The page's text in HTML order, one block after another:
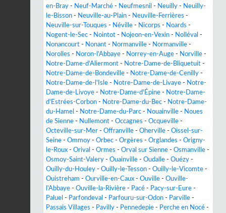
en-Bray - Neuf-Marché - Neufmesnil - Neuilly - Neuilly-
le-Bisson - Neuville-au-Plain - Neuville-Ferrières -
Neuville-sur-Touques - Néville - Nicorps - Noards -
Nogent-le-Sec - Nointot - Nojeon-en-Vexin - Nolléval -
Nonancourt - Nonant - Normanville - Normanville -
Norolles - Noron-l'Abbaye - Norrey-en-Auge - Norville -
Notre-Dame-d'Aliermont - Notre-Dame-de-Bliquetuit -
Notre-Dame-de-Bondeville - Notre-Dame-de-Cenilly -
Notre-Dame-de-l'Isle - Notre-Dame-de-Livaye - Notre-
Dame-de-Livoye - Notre-Dame-d'Épine - Notre-Dame-
d'Estrées-Corbon - Notre-Dame-du-Bec - Notre-Dame-
du-Hamel - Notre-Dame-du-Parc - Nouainville - Noues
de Sienne - Nullemont - Occagnes - Ocqueville -
Octeville-sur-Mer - Offranville - Oherville - Oissel-sur-
Seine - Ommoy - Orbec - Orgères - Orglandes - Origny-
le-Roux - Orival - Ormes - Orval sur Sienne - Osmanville -
Osmoy-Saint-Valery - Ouainville - Oudalle - Ouézy -
Ouilly-du-Houley - Ouilly-le-Tesson - Ouilly-le-Vicomte -
Ouistreham - Ourville-en-Caux - Ouville - Ouville-
l'Abbaye - Ouville-la-Rivière - Pacé - Pacy-sur-Eure -
Paluel - Parfondeval - Parfouru-sur-Odon - Parville -
Passais Villages - Pavilly - Pennedepie - Perche en Nocé -